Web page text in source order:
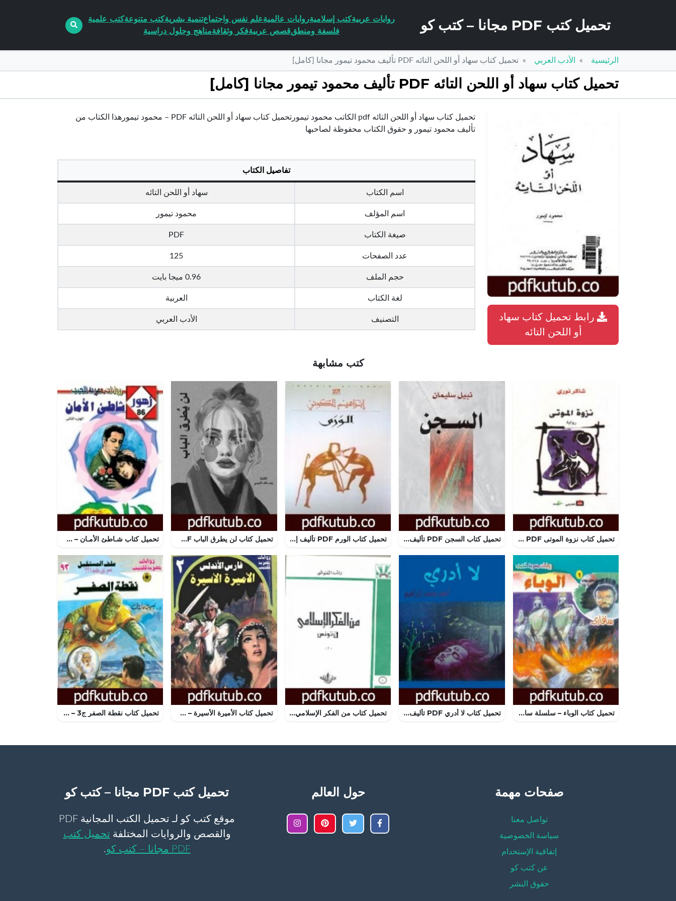
تحميل كتب PDF مجانا – كتب كو روايات عربيةكتب إسلاميةروايات عالميةعلم نفس واجتماعتنمية بشريةكتب متنوعةكتب علمية
فلسفة ومنطققصص عربيةفكر وثقافةمناهج وحلول دراسية
الرئيسية الأدب العربي تحميل كتاب سهاد أو اللحن التائه PDF تأليف محمود تيمور مجانا [كامل]
تحميل كتاب سهاد أو اللحن التائه PDF تأليف محمود تيمور مجانا [كامل]
رابط تحميل كتاب سهاد
أو اللحن التائه
تحميل كتاب سهاد أو اللحن التائه pdf الكاتب محمود تيمورتحميل كتاب سهاد أو اللحن التائه PDF – محمود تيمورهذا الكتاب من
تأليف محمود تيمور و حقوق الكتاب محفوظة لصاحبها
تفاصيل الكتاب
اسم الكتاب سهاد أو اللحن التائه
اسم المؤلف محمود تيمور
صيغة الكتاب PDF
عدد الصفحات 125
حجم الملف 0.96 ميجا بايت
لغة الكتاب العربية
التصنيف الأدب العربي
كتب مشابهة
تحميل كتاب نزوة الموتى PDF تأليف شاكر نوري مجانا [كامل] تحميل كتاب السجن PDF تأليف نبيل سليمان مجانا [كامل] تحميل كتاب الورم PDF تأليف إبراهيم الكوني مجانا [كامل] تحميل كتاب لن يطرق الباب PDF تأليف زينب خلف التميمي مجانا [كامل] تحميل كتاب شـاطئ الأمـان – سلسلة زهور PDF تأليف شريف شوقي مجانا [كامل]
تحميل كتاب الوباء – سلسلة سافاري PDF تأليف أحمد خالد توفيق مجانا [كامل] تحميل كتاب لا أدري PDF تأليف أحمد محمد إبراهيم مجانا [كامل] تحميل كتاب من الفكر الإسلامي في تونس PDF تأليف راشد الغنوشي مجانا [كامل] تحميل كتاب الأميرة الأسيرة – سلسلة فارس الأندلس PDF تأليف نبيل فاروق مجانا [كامل] تحميل كتاب نقطة الصفر ج3 – سلسلة ملف المستقبل PDF تأليف نبيل فاروق مجانا [كامل]
صفحات مهمة
تواصل معنا
سياسة الخصوصية
إتفاقية الإستخدام
عن كتب كو
حقوق النشر
حول العالم تحميل كتب PDF مجانا – كتب كو
موقع كتب كو لـ تحميل الكتب المجانية PDF
والقصص والروايات المختلفة تحميل كتب
PDF مجانا – كتب كو
.